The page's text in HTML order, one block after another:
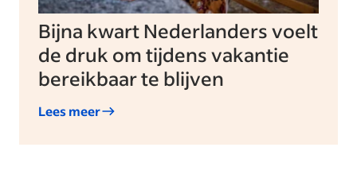
Bijna kwart Nederlanders voelt
de druk om tijdens vakantie
bereikbaar te blijven
Lees meer